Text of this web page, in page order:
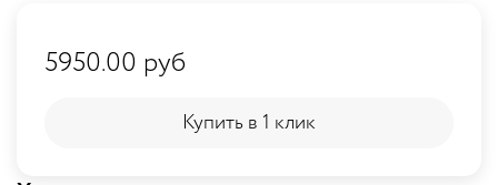
5950.00 руб
Купить в 1 клик
Купить в 1 клик